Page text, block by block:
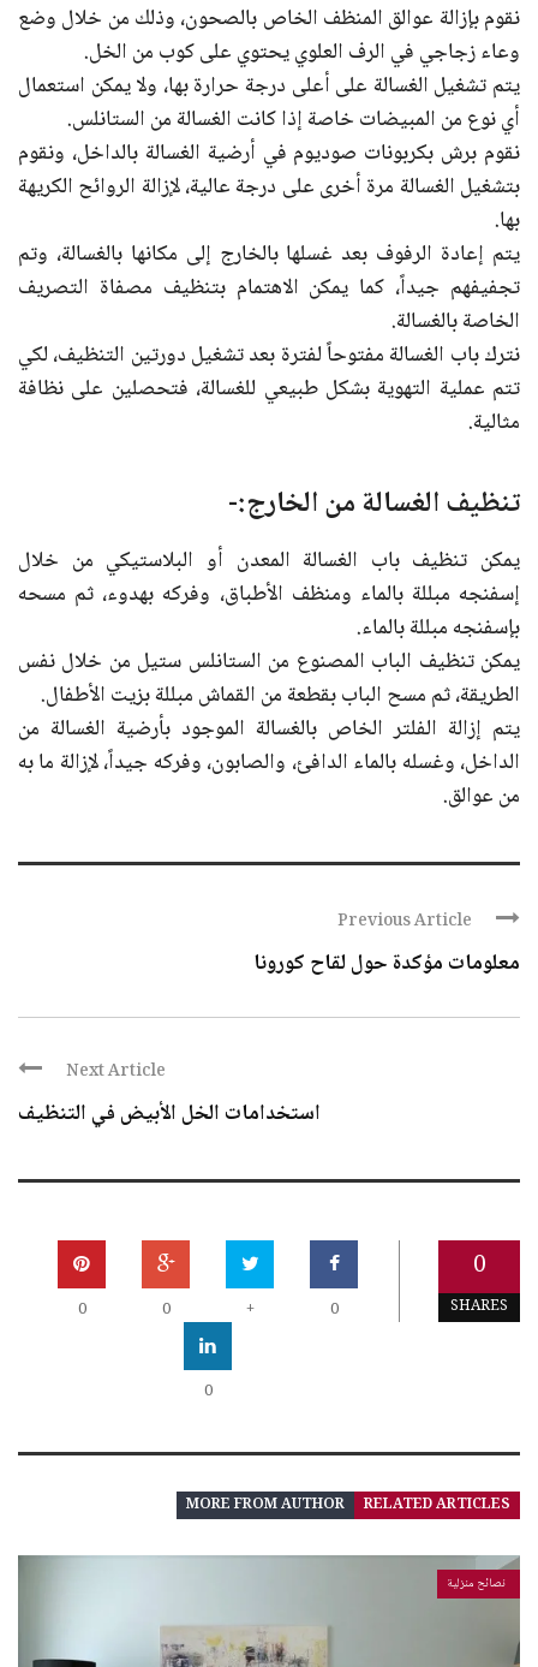
نقوم بإزالة عوالق المنظف الخاص بالصحون، وذلك من خلال وضع
وعاء زجاجي في الرف العلوي يحتوي على كوب من الخل.
يتم تشغيل الغسالة على أعلى درجة حرارة بها، ولا يمكن استعمال
أي نوع من المبيضات خاصة إذا كانت الغسالة من الستانلس.
نقوم برش بكربونات صوديوم في أرضية الغسالة بالداخل، ونقوم
بتشغيل الغسالة مرة أخرى على درجة عالية، لإزالة الروائح الكريهة
بها.
يتم إعادة الرفوف بعد غسلها بالخارج إلى مكانها بالغسالة، وتم
تجفيفهم جيداً، كما يمكن الاهتمام بتنظيف مصفاة التصريف
الخاصة بالغسالة.
نترك باب الغسالة مفتوحاً لفترة بعد تشغيل دورتين التنظيف، لكي
تتم عملية التهوية بشكل طبيعي للغسالة، فتحصلين على نظافة
مثالية.
تنظيف الغسالة من الخارج:-
يمكن تنظيف باب الغسالة المعدن أو البلاستيكي من خلال
إسفنجه مبللة بالماء ومنظف الأطباق، وفركه بهدوء، ثم مسحه
بإسفنجه مبللة بالماء.
يمكن تنظيف الباب المصنوع من الستانلس ستيل من خلال نفس
الطريقة، ثم مسح الباب بقطعة من القماش مبللة بزيت الأطفال.
يتم إزالة الفلتر الخاص بالغسالة الموجود بأرضية الغسالة من
الداخل، وغسله بالماء الدافئ، والصابون، وفركه جيداً، لإزالة ما به
من عوالق.
Previous Article
معلومات مؤكدة حول لقاح كورونا
Next Article
استخدامات الخل الأبيض في التنظيف
0
SHARES
0
+
0
0
0
RELATED ARTICLES
MORE FROM AUTHOR
نصائح منزلية